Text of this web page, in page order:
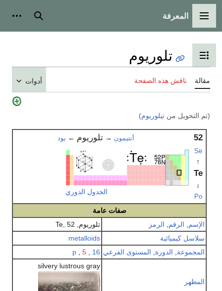
القائمة الرئيسية
المعرفة بحث
تبديل عرض جدول المحتويات
تلوريوم
مقالة ناقش هذه الصفحة أدوات
(تم التحويل من تيلوريوم)
52 أنتيمون → تلوريوم ← يود
Se
↑
Te
↓
Po
الجدول الدوري
صفات عامة
الإسم
الرقم الرمز
تلوريوم, Te, 52
سلاسل كيميائية
metalloids
المجموعة
الدورة المستوى الفرعي p 5 16
المظهر
silvery lustrous gray